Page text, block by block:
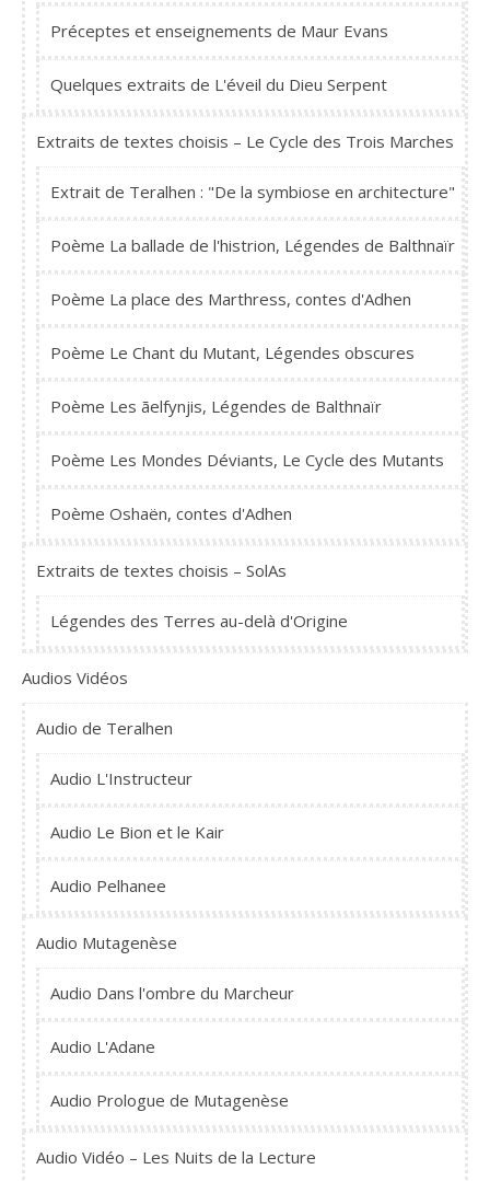
Préceptes et enseignements de Maur Evans
Quelques extraits de L'éveil du Dieu Serpent
Extraits de textes choisis – Le Cycle des Trois Marches
Extrait de Teralhen : "De la symbiose en architecture"
Poème La ballade de l'histrion, Légendes de Balthnaïr
Poème La place des Marthress, contes d'Adhen
Poème Le Chant du Mutant, Légendes obscures
Poème Les ãelfynjis, Légendes de Balthnaïr
Poème Les Mondes Déviants, Le Cycle des Mutants
Poème Oshaën, contes d'Adhen
Extraits de textes choisis – SolAs
Légendes des Terres au-delà d'Origine
Audios Vidéos
Audio de Teralhen
Audio L'Instructeur
Audio Le Bion et le Kair
Audio Pelhanee
Audio Mutagenèse
Audio Dans l'ombre du Marcheur
Audio L'Adane
Audio Prologue de Mutagenèse
Audio Vidéo – Les Nuits de la Lecture